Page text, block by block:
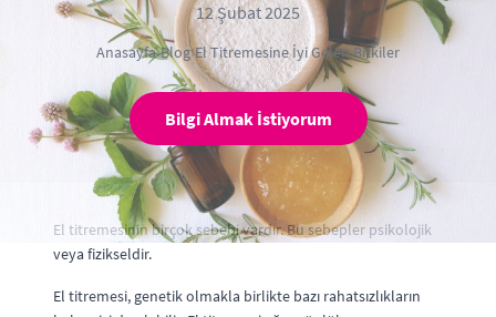
12 Şubat 2025
Anasayfa›Blog›El Titremesine İyi Gelen Bitkiler
Bilgi Almak İstiyorum
El titremesinin birçok sebebi vardır. Bu sebepler psikolojik
veya fizikseldir.
El titremesi, genetik olmakla birlikte bazı rahatsızlıkların